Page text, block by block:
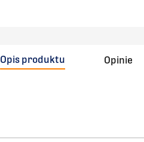
Opis produktu Opinie